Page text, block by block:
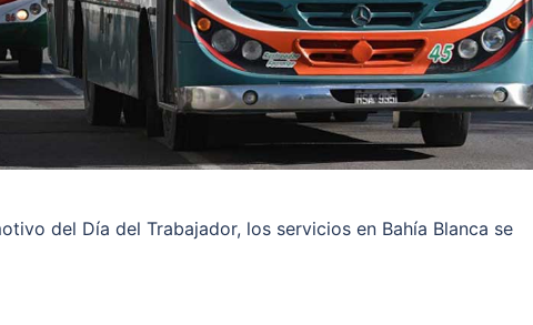
del Día del Trabajador, los servicios en Bahía Blanca se